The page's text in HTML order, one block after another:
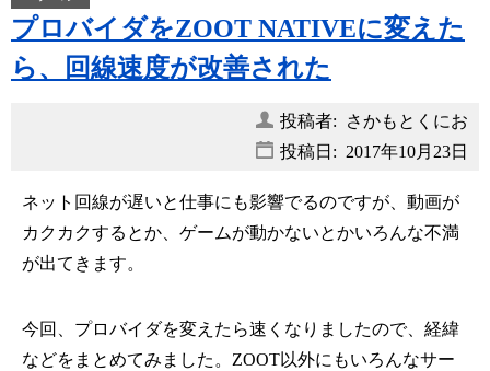
プロバイダをZOOT NATIVEに変えた
ら、回線速度が改善された
投稿者: さかもとくにお
投稿日: 2017年10月23日
ネット回線が遅いと仕事にも影響でるのですが、動画が
カクカクするとか、ゲームが動かないとかいろんな不満
が出てきます。
今回、プロバイダを変えたら速くなりましたので、経緯
などをまとめてみました。ZOOT以外にもいろんなサー